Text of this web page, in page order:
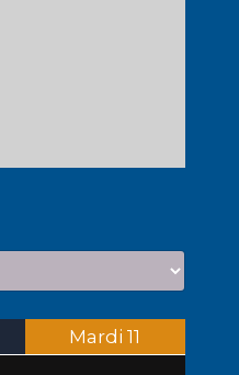
Mardi 11